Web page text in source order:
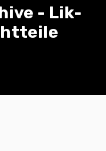
- Lik-